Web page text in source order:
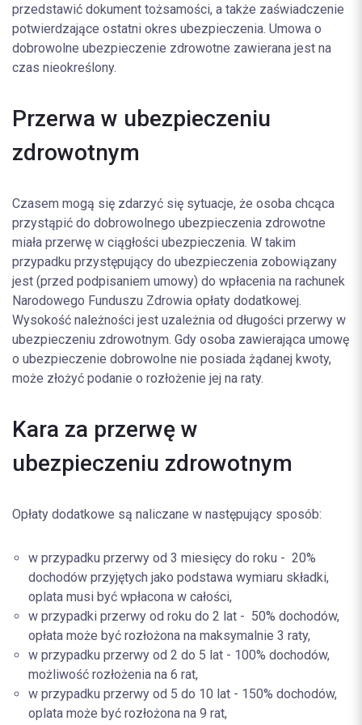
przedstawić dokument tożsamości, a także zaświadczenie
potwierdzające ostatni okres ubezpieczenia. Umowa o
dobrowolne ubezpieczenie zdrowotne zawierana jest na
czas nieokreślony.
Przerwa w ubezpieczeniu
zdrowotnym
Czasem mogą się zdarzyć się sytuacje, że osoba chcąca
przystąpić do dobrowolnego ubezpieczenia zdrowotne
miała przerwę w ciągłości ubezpieczenia. W takim
przypadku przystępujący do ubezpieczenia zobowiązany
jest (przed podpisaniem umowy) do wpłacenia na rachunek
Narodowego Funduszu Zdrowia opłaty dodatkowej.
Wysokość należności jest uzależnia od długości przerwy w
ubezpieczeniu zdrowotnym. Gdy osoba zawierająca umowę
o ubezpieczenie dobrowolne nie posiada żądanej kwoty,
może złożyć podanie o rozłożenie jej na raty.
Kara za przerwę w
ubezpieczeniu zdrowotnym
Opłaty dodatkowe są naliczane w następujący sposób:
w przypadku przerwy od 3 miesięcy do roku - 20%
dochodów przyjętych jako podstawa wymiaru składki,
oplata musi być wpłacona w całości,
w przypadki przerwy od roku do 2 lat - 50% dochodów,
opłata może być rozłożona na maksymalnie 3 raty,
w przypadku przerwy od 2 do 5 lat - 100% dochodów,
możliwość rozłożenia na 6 rat,
w przypadku przerwy od 5 do 10 lat - 150% dochodów,
oplata może być rozłożona na 9 rat,